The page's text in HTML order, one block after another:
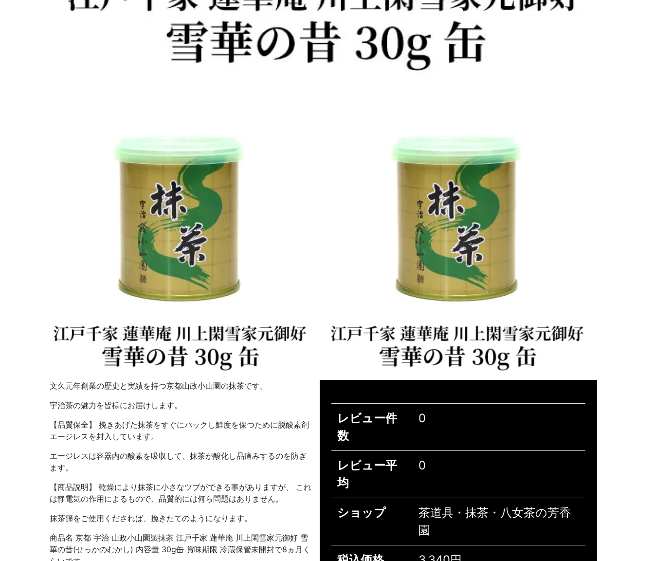
文久元年創業の歴史と実績を持つ京都山政小山園の抹茶です。
宇治茶の魅力を皆様にお届けします。
【品質保全】 挽きあげた抹茶をすぐにパックし鮮度を保つために脱酸素剤
エージレスを封入しています。
エージレスは容器内の酸素を吸収して、抹茶が酸化し品痛みするのを防ぎ
ます。
【商品説明】 乾燥により抹茶に小さなツブができる事がありますが、 これ
は静電気の作用によるもので、品質的には何ら問題はありません。
抹茶篩をご使用くだされば、挽きたてのようになります。
商品名 京都 宇治 山政小山園製抹茶 江戸千家 蓮華庵 川上閑雪家元御好 雪
華の昔(せっかのむかし) 内容量 30g缶 賞味期限 冷蔵保管未開封で8ヵ月く
レビュー件
数
0
レビュー平
均
0
ショップ
茶道具・抹茶・八女茶の芳香
園